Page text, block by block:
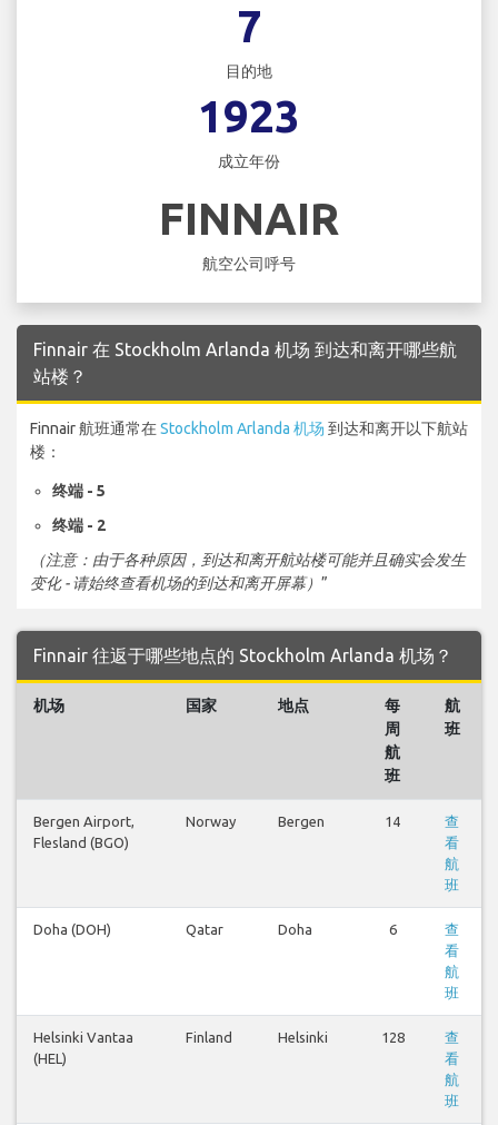
7
目的地
1923
成立年份
FINNAIR
航空公司呼号
Finnair 在 Stockholm Arlanda 机场 到达和离开哪些航
站楼？
Finnair 航班通常在Stockholm Arlanda 机场 到达和离开以下航站
楼：
终端 - 5
终端 - 2
（注意：由于各种原因，到达和离开航站楼可能并且确实会发生
变化 - 请始终查看机场的到达和离开屏幕） ”
Finnair 往返于哪些地点的 Stockholm Arlanda 机场？
机场 国家 地点
每
周
航
班
航
班
Bergen Airport,
Flesland (BGO)
Norway Bergen 14
查
看
航
班
Doha (DOH) Qatar Doha 6
查
看
航
班
Helsinki Vantaa
(HEL)
Finland Helsinki 128
查
看
航
班